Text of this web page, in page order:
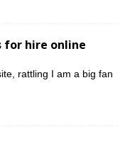
for hire online
rattling I am a big fan